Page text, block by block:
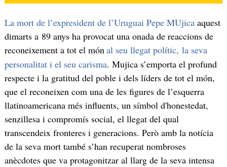
La mort de l’expresident de l’Uruguai Pepe MUjicaaquest
dimarts a 89 anys ha provocat una onada de reaccions de
reconeixement a tot el mónal seu llegat polític, la seva
personalitat i el seu carisma. Mujica s’emporta el profund
respecte i la gratitud del poble i dels líders de tot el món,
que el reconeixen com una de les figures de l’esquerra
llatinoamericana més influents, un símbol d'honestedat,
senzillesa i compromís social, el llegat del qual
transcendeix fronteres i generacions. Però amb la notícia
de la seva mort també s’han recuperat nombroses
anècdotes que va protagonitzar al llarg de la seva intensa